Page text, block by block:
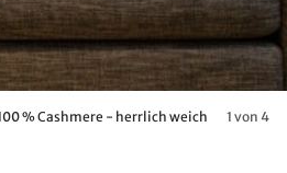
% Cashmere - herrlich weich
1 von 4